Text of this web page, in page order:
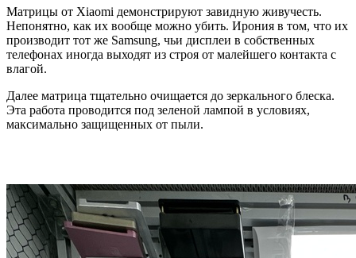
Матрицы от Xiaomi демонстрируют завидную живучесть.
Непонятно, как их вообще можно убить. Ирония в том, что их
производит тот же Samsung, чьи дисплеи в собственных
телефонах иногда выходят из строя от малейшего контакта с
влагой.
Далее матрица тщательно очищается до зеркального блеска.
Эта работа проводится под зеленой лампой в условиях,
максимально защищенных от пыли.